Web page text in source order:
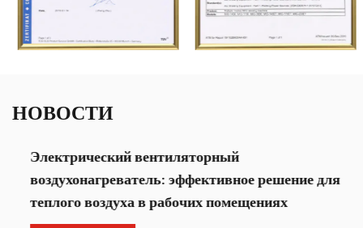
НОВОСТИ
Электрический вентиляторный
воздухонагреватель: эффективное решение для
теплого воздуха в рабочих помещениях